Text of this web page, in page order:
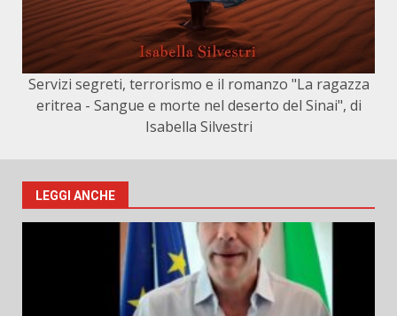
Servizi segreti, terrorismo e il romanzo "La ragazza
eritrea - Sangue e morte nel deserto del Sinai", di
Isabella Silvestri
LEGGI ANCHE